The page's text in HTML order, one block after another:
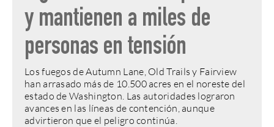
y mantienen a miles de
personas en tensión
Los fuegos de Autumn Lane, Old Trails y Fairview
han arrasado más de 10.500 acres en el noreste del
estado de Washington. Las autoridades lograron
avances en las líneas de contención, aunque
advirtieron que el peligro continúa.